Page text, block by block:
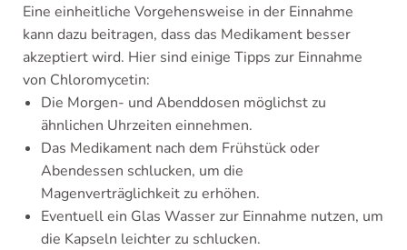
Eine einheitliche Vorgehensweise in der Einnahme
kann dazu beitragen, dass das Medikament besser
akzeptiert wird. Hier sind einige Tipps zur Einnahme
von Chloromycetin:
Die Morgen- und Abenddosen möglichst zu
ähnlichen Uhrzeiten einnehmen.
Das Medikament nach dem Frühstück oder
Abendessen schlucken, um die
Magenverträglichkeit zu erhöhen.
Eventuell ein Glas Wasser zur Einnahme nutzen, um
die Kapseln leichter zu schlucken.